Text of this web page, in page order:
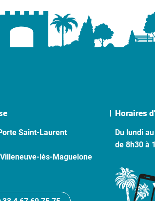
Saint-Laurent
lès-Maguelone
Horaires
Du lundi
de 8h30 à